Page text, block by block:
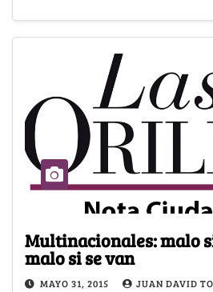
Multinacionales: malo
malo si se van
MAYO 31, 2015 JUAN DAVID